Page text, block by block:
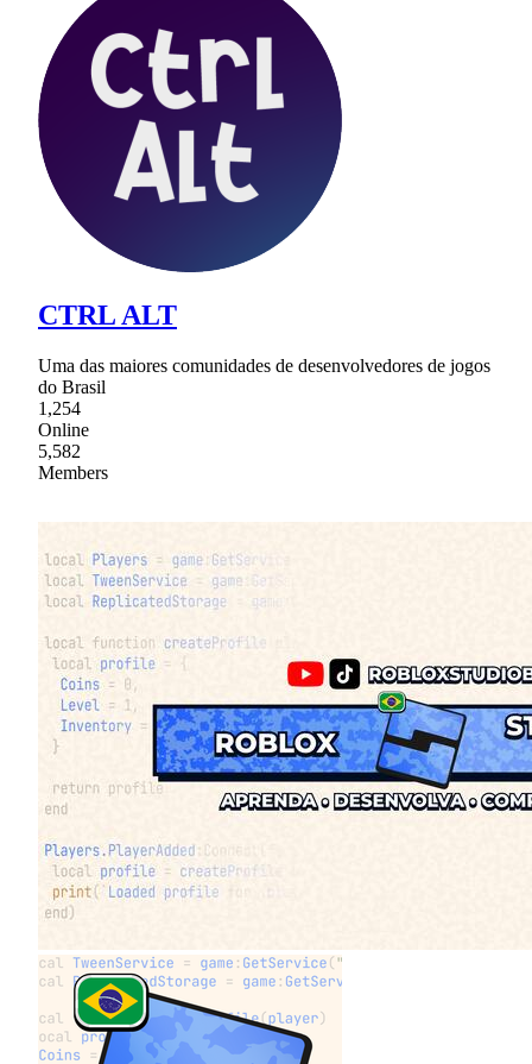
CTRL ALT
Uma das maiores comunidades de desenvolvedores de jogos
do Brasil
1,254
Online
5,582
Members